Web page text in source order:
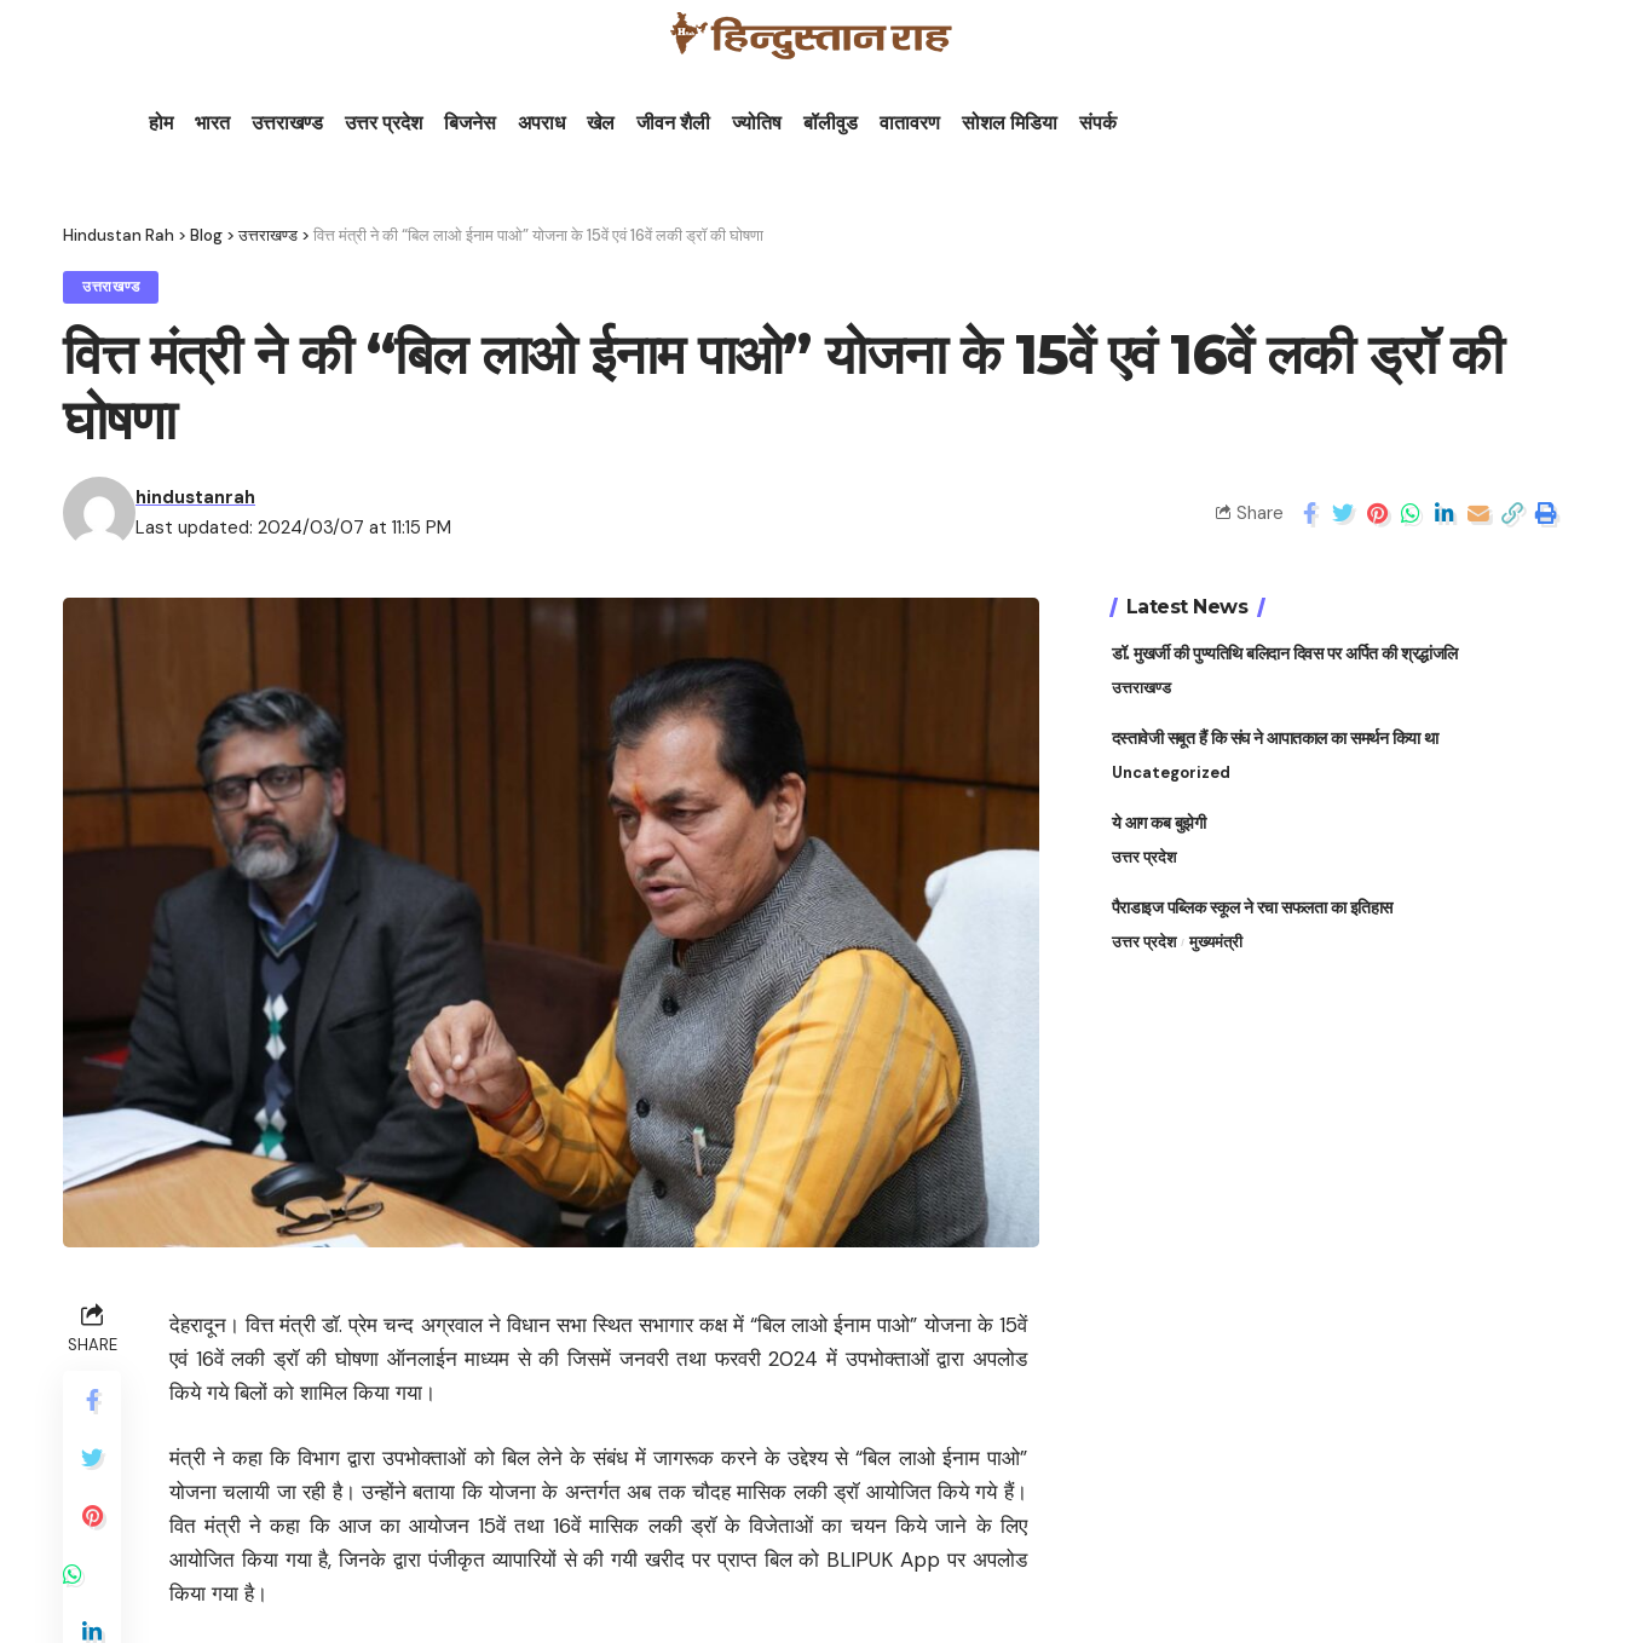
होम भारत उत्तराखण्ड उत्तर प्रदेश बिजनेस अपराध खेल जीवन शैली ज्योतिष बॉलीवुड वातावरण सोशल मिडिया संपर्क
Hindustan Rah > Blog >उत्तराखण्ड > वित्त मंत्री ने की “बिल लाओ ईनाम पाओ” योजना के 15वें एवं 16वें लकी ड्रॉ की घोषणा
उत्तराखण्ड
वित्त मंत्री ने की “बिल लाओ ईनाम पाओ” योजना के 15वें एवं 16वें लकी ड्रॉ की
घोषणा
Last updated: 2024/03/07 at 11:15 PM
hindustanrah
Share
SHARE
देहरादून। वित्त मंत्री डाॅ. प्रेम चन्द अग्रवाल ने विधान सभा स्थित सभागार कक्ष में “बिल लाओ ईनाम पाओ” योजना के 15वें
एवं 16वें लकी ड्रॉ की घोषणा ऑनलाईन माध्यम से की जिसमें जनवरी तथा फरवरी 2024 में उपभोक्ताओं द्वारा अपलोड
किये गये बिलों को शामिल किया गया।
मंत्री ने कहा कि विभाग द्वारा उपभोक्ताओं को बिल लेने के संबंध में जागरूक करने के उद्देश्य से “बिल लाओ ईनाम पाओ”
योजना चलायी जा रही है। उन्होंने बताया कि योजना के अन्तर्गत अब तक चौदह मासिक लकी ड्रॉ आयोजित किये गये हैं।
वित मंत्री ने कहा कि आज का आयोजन 15वें तथा 16वें मासिक लकी ड्रॉ के विजेताओं का चयन किये जाने के लिए
आयोजित किया गया है, जिनके द्वारा पंजीकृत व्यापारियों से की गयी खरीद पर प्राप्त बिल को BLIPUK App पर अपलोड
किया गया है।
Latest News
डॉ. मुखर्जी की पुण्यतिथि बलिदान दिवस पर अर्पित की श्रद्धांजलि
उत्तराखण्ड
दस्तावेजी सबूत हैं कि संघ ने आपातकाल का समर्थन किया था
Uncategorized
ये आग कब बुझेगी
उत्तर प्रदेश
पैराडाइज पब्लिक स्कूल ने रचा सफलता का इतिहास
उत्तर प्रदेश मुख्यमंत्री